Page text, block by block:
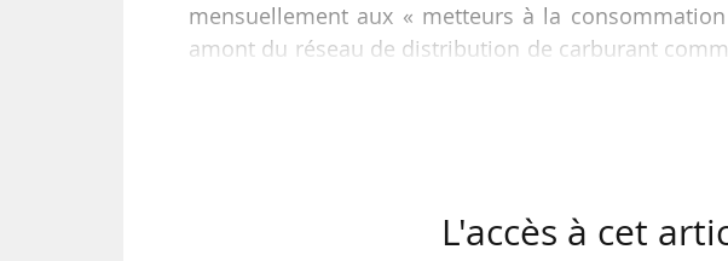
mensuellement aux « metteurs à la
amont du réseau de distribution de carburant
• les metteurs à la consommation peuvent
L'accès à cet